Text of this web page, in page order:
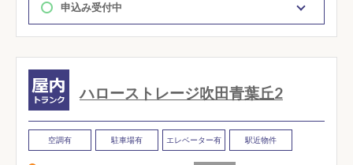
申込み受付中
ハローストレージ吹田青葉丘2
空調有 駐車場有 エレベーター有 駅近物件